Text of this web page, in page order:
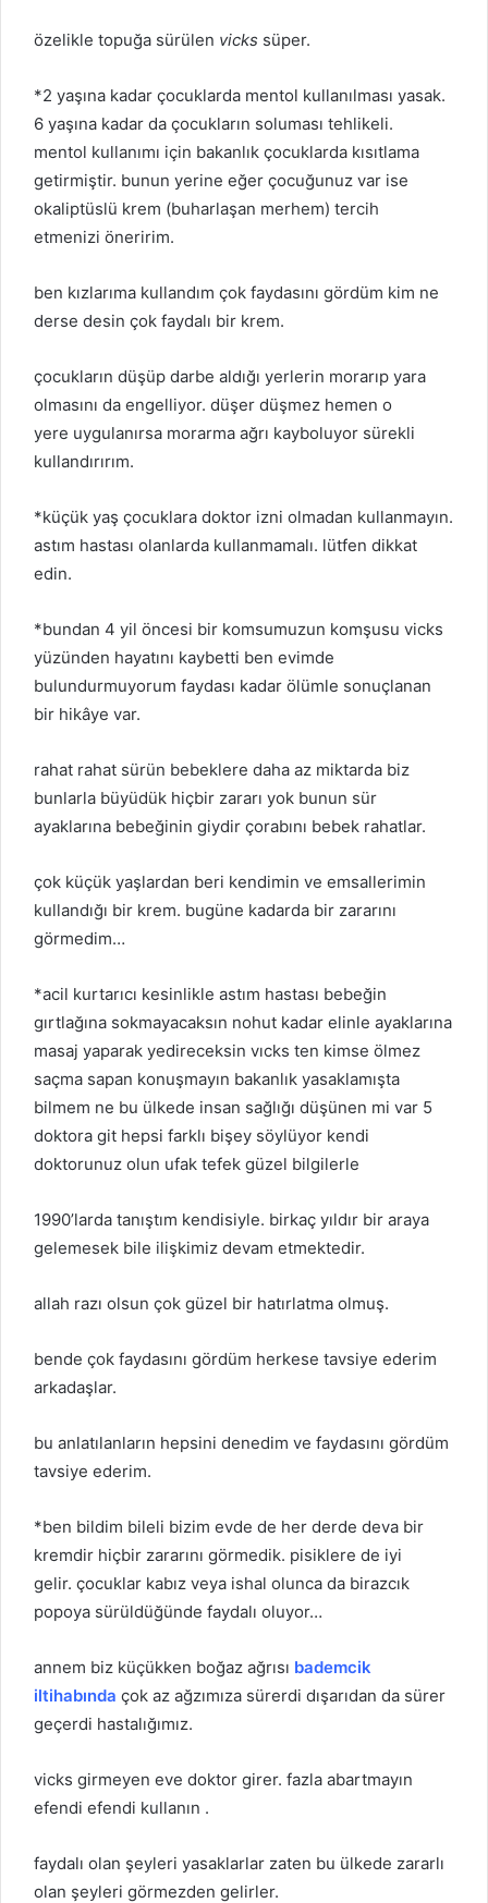
özelikle topuğa sürülen vicks süper.
*2 yaşına kadar çocuklarda mentol kullanılması yasak.
6 yaşına kadar da çocukların soluması tehlikeli.
mentol kullanımı için bakanlık çocuklarda kısıtlama
getirmiştir. bunun yerine eğer çocuğunuz var ise
okaliptüslü krem (buharlaşan merhem) tercih
etmenizi öneririm.
ben kızlarıma kullandım çok faydasını gördüm kim ne
derse desin çok faydalı bir krem.
çocukların düşüp darbe aldığı yerlerin morarıp yara
olmasını da engelliyor. düşer düşmez hemen o
yere uygulanırsa morarma ağrı kayboluyor sürekli
kullandırırım.
*küçük yaş çocuklara doktor izni olmadan kullanmayın.
astım hastası olanlarda kullanmamalı. lütfen dikkat
edin.
*bundan 4 yil öncesi bir komsumuzun komşusu vicks
yüzünden hayatını kaybetti ben evimde
bulundurmuyorum faydası kadar ölümle sonuçlanan
bir hikâye var.
rahat rahat sürün bebeklere daha az miktarda biz
bunlarla büyüdük hiçbir zararı yok bunun sür
ayaklarına bebeğinin giydir çorabını bebek rahatlar.
çok küçük yaşlardan beri kendimin ve emsallerimin
kullandığı bir krem. bugüne kadarda bir zararını
görmedim…
*acil kurtarıcı kesinlikle astım hastası bebeğin
gırtlağına sokmayacaksın nohut kadar elinle ayaklarına
masaj yaparak yedireceksin vıcks ten kimse ölmez
saçma sapan konuşmayın bakanlık yasaklamışta
bilmem ne bu ülkede insan sağlığı düşünen mi var 5
doktora git hepsi farklı bişey söylüyor kendi
doktorunuz olun ufak tefek güzel bilgilerle
1990’larda tanıştım kendisiyle. birkaç yıldır bir araya
gelemesek bile ilişkimiz devam etmektedir.
allah razı olsun çok güzel bir hatırlatma olmuş.
bende çok faydasını gördüm herkese tavsiye ederim
arkadaşlar.
bu anlatılanların hepsini denedim ve faydasını gördüm
tavsiye ederim.
*ben bildim bileli bizim evde de her derde deva bir
kremdir hiçbir zararını görmedik. pisiklere de iyi
gelir. çocuklar kabız veya ishal olunca da birazcık
popoya sürüldüğünde faydalı oluyor…
annem biz küçükken boğaz ağrısı bademcik
iltihabında çok az ağzımıza sürerdi dışarıdan da sürer
geçerdi hastalığımız.
vicks girmeyen eve doktor girer. fazla abartmayın
efendi efendi kullanın .
faydalı olan şeyleri yasaklarlar zaten bu ülkede zararlı
olan şeyleri görmezden gelirler.